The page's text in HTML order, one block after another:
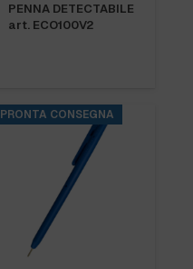
PENNA DETECTABILE
art. ECO100V2
PRONTA CONSEGNA